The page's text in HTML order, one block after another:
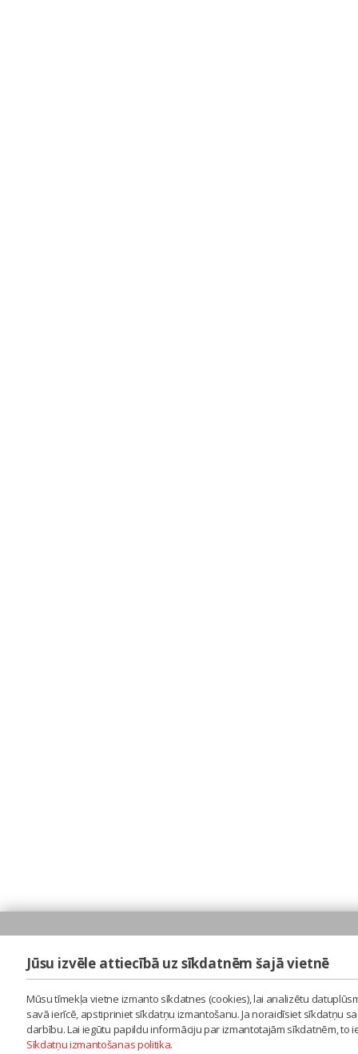
Jūsu izvēle attiecībā uz sīkdatnēm šajā vietnē
Mūsu tīmekļa vietne izmanto sīkdatnes (cookies), lai analizētu
savā ierīcē, apstipriniet sīkdatņu izmantošanu. Ja noraidīsiet sīkdatņu
darbību. Lai iegūtu papildu informāciju par izmantotajām sīkdatnēm,
Sīkdatņu izmantošanas politika.